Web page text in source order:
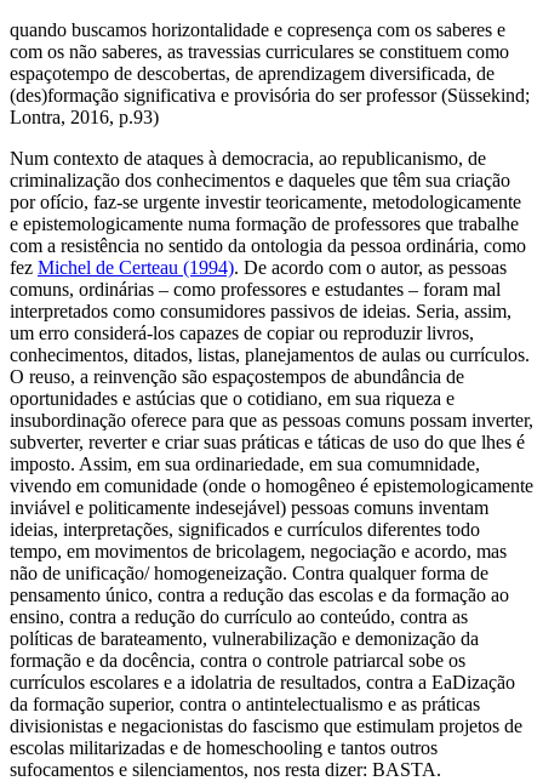
quando buscamos horizontalidade e copresença com os saberes e
com os não saberes, as travessias curriculares se constituem como
espaçotempo de descobertas, de aprendizagem diversificada, de
(des)formação significativa e provisória do ser professor (Süssekind;
Lontra, 2016, p.93)
Num contexto de ataques à democracia, ao republicanismo, de
criminalização dos conhecimentos e daqueles que têm sua criação
por ofício, faz-se urgente investir teoricamente, metodologicamente
e epistemologicamente numa formação de professores que trabalhe
com a resistência no sentido da ontologia da pessoa ordinária, como
fez Michel de Certeau (1994). De acordo com o autor, as pessoas
comuns, ordinárias – como professores e estudantes – foram mal
interpretados como consumidores passivos de ideias. Seria, assim,
um erro considerá-los capazes de copiar ou reproduzir livros,
conhecimentos, ditados, listas, planejamentos de aulas ou currículos.
O reuso, a reinvenção são espaçostempos de abundância de
oportunidades e astúcias que o cotidiano, em sua riqueza e
insubordinação oferece para que as pessoas comuns possam inverter,
subverter, reverter e criar suas práticas e táticas de uso do que lhes é
imposto. Assim, em sua ordinariedade, em sua comumnidade,
vivendo em comunidade (onde o homogêneo é epistemologicamente
inviável e politicamente indesejável) pessoas comuns inventam
ideias, interpretações, significados e currículos diferentes todo
tempo, em movimentos de bricolagem, negociação e acordo, mas
não de unificação/ homogeneização. Contra qualquer forma de
pensamento único, contra a redução das escolas e da formação ao
ensino, contra a redução do currículo ao conteúdo, contra as
políticas de barateamento, vulnerabilização e demonização da
formação e da docência, contra o controle patriarcal sobe os
currículos escolares e a idolatria de resultados, contra a EaDização
da formação superior, contra o antintelectualismo e as práticas
divisionistas e negacionistas do fascismo que estimulam projetos de
escolas militarizadas e de homeschooling e tantos outros
sufocamentos e silenciamentos, nos resta dizer: BASTA.